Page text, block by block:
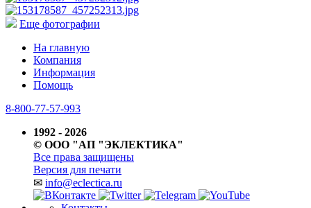
Еще фотографии
На главную
Компания
Информация
Помощь
8-800-77-57-993
1992 - 2026
© ООО "АП "ЭКЛЕКТИКА"
Все права защищены
Версия для печати
✉ info@eclectica.ru